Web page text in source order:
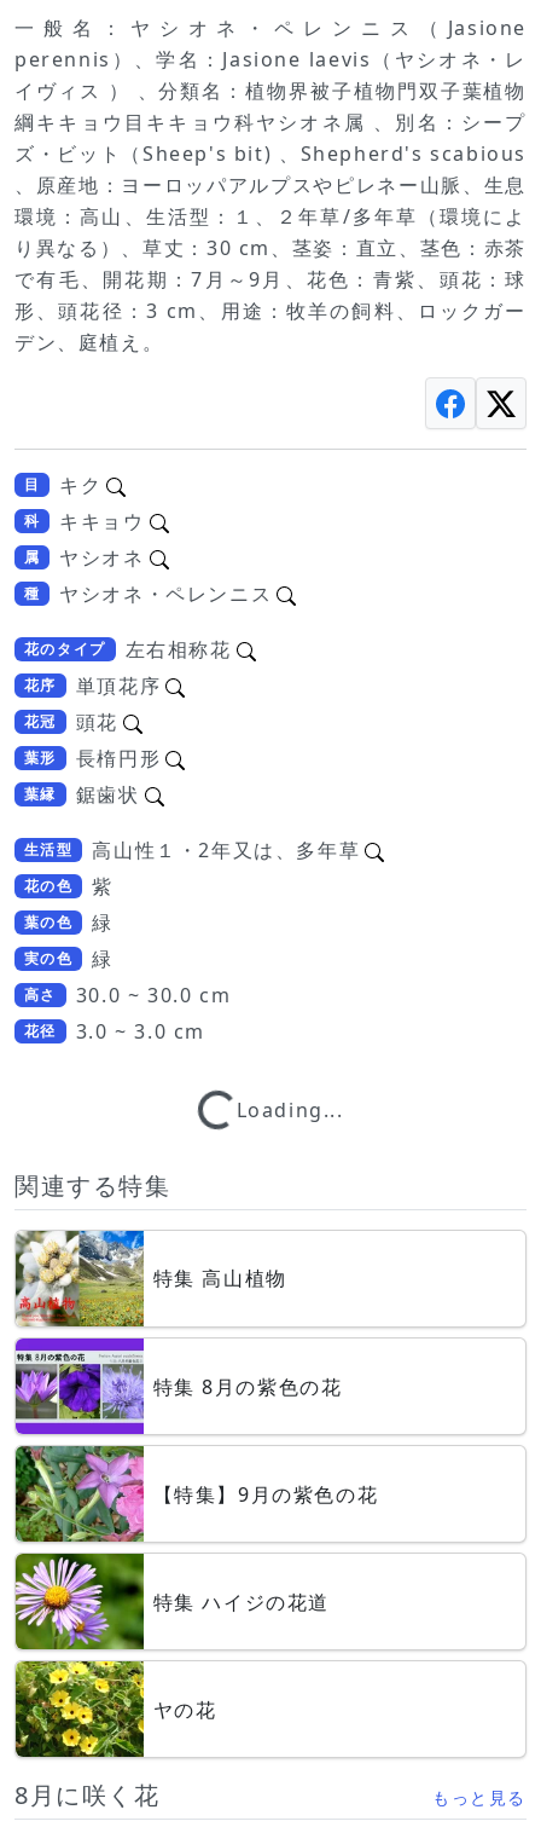
一般名：ヤシオネ・ペレンニス（Jasione
perennis）、学名：Jasione laevis（ヤシオネ・レ
イヴィス ） 、分類名：植物界被子植物門双子葉植物
綱キキョウ目キキョウ科ヤシオネ属 、別名：シープ
ズ・ビット（Sheep's bit) 、Shepherd's scabious
、原産地：ヨーロッパアルプスやピレネー山脈、生息
環境：高山、生活型：１、２年草/多年草（環境によ
り異なる）、草丈：30 cm、茎姿：直立、茎色：赤茶
で有毛、開花期：7月～9月、花色：青紫、頭花：球
形、頭花径：3 cm、用途：牧羊の飼料、ロックガー
デン、庭植え。
目 キク
科 キキョウ
属 ヤシオネ
種 ヤシオネ・ペレンニス
花のタイプ 左右相称花
花序 単頂花序
花冠 頭花
葉形 長楕円形
葉縁 鋸歯状
生活型 高山性１・2年又は、多年草
花の色 紫
葉の色 緑
実の色 緑
高さ 30.0 ~ 30.0 cm
花径 3.0 ~ 3.0 cmLoading...Loading...
関連する特集
特集 高山植物
特集 8月の紫色の花
【特集】9月の紫色の花
特集 ハイジの花道
ヤの花
8月に咲く花 もっと見る